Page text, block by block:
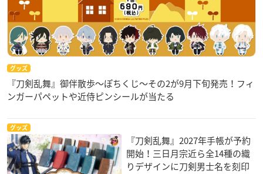
グッズ
『刀剣乱舞』御伴散歩～ぽちくじ～その2が9月下旬発売！フィ
ンガーパペットや近侍ピンシールが当たる
グッズ
『刀剣乱舞』2027年手帳が予約
開始！三日月宗近ら全14種の織
りデザインに刀剣男士名を刻印